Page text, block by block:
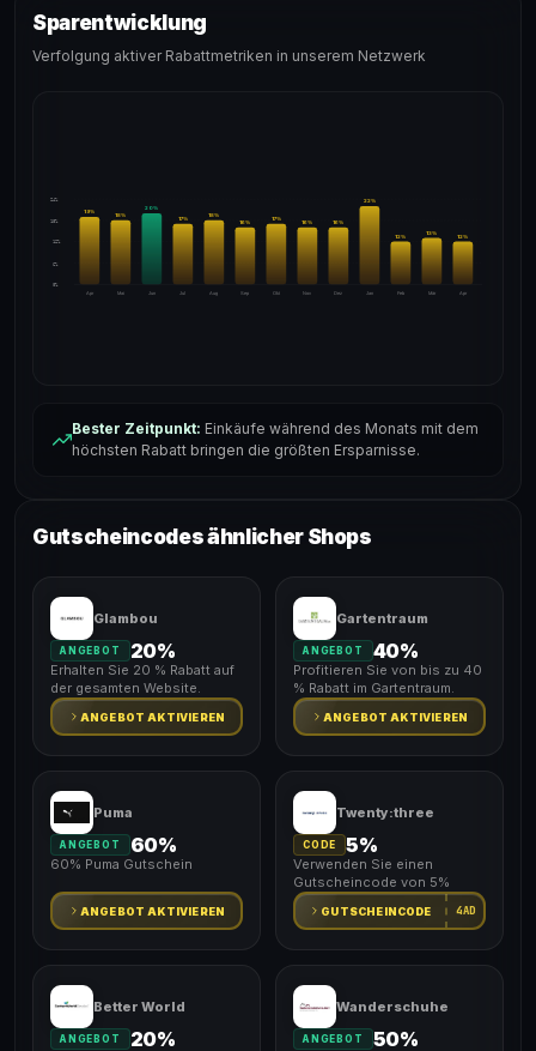
Sparentwicklung
Verfolgung aktiver Rabattmetriken in unserem Netzwerk
24%
18%
12%
6%
0%
Apr
19%
Mai
18%
Jun
20%
Jul
17%
Aug
18%
Sep
16%
Okt
17%
Nov
16%
Dez
16%
Jan
22%
Feb
12%
Mär
13%
Apr
12%
Bester Zeitpunkt: Einkäufe während des Monats mit dem
höchsten Rabatt bringen die größten Ersparnisse.
Gutscheincodes ähnlicher Shops
Glambou
ANGEBOT 20%
Erhalten Sie 20 % Rabatt auf
der gesamten Website.
ANGEBOT AKTIVIEREN
Gartentraum
ANGEBOT 40%
Profitieren Sie von bis zu 40
% Rabatt im Gartentraum.
ANGEBOT AKTIVIEREN
Puma
ANGEBOT 60%
60% Puma Gutschein
ANGEBOT AKTIVIEREN
Twenty:three
CODE 5%
Verwenden Sie einen
Gutscheincode von 5%
GUTSCHEINCODE 4AD
Better World
ANGEBOT 20%
Wanderschuhe
ANGEBOT 50%